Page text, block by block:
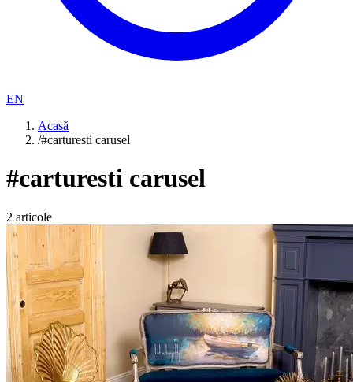
EN
Acasă
/#carturesti carusel
#carturesti carusel
2 articole